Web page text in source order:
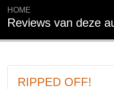
HOME
Reviews van deze
RIPPED OFF!